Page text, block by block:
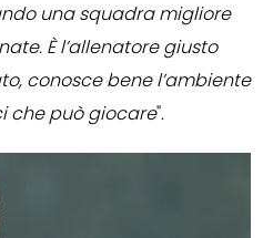
una squadra migliore
È l’allenatore giusto
conosce bene l’ambiente
che può giocare".